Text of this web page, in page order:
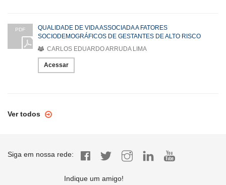
PDF
QUALIDADE DE VIDA ASSOCIADA A FATORES
SOCIODEMOGRÁFICOS DE GESTANTES DE ALTO RISCO
CARLOS EDUARDO ARRUDA LIMA
Acessar
Ver todos
Siga em nossa rede:
Indique um amigo!